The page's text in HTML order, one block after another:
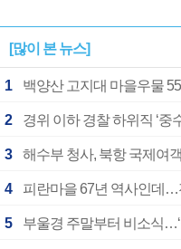
[많이 본 뉴스]
1 백양산 고지대 마을우물
2 경위 이하 경찰 하위직 ‘
3 해수부 청사, 북항 국제여
4 피란마을 67년 역사인데…
5 부울경 주말부터 비소식